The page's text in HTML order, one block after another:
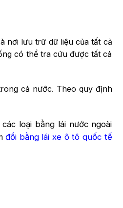
nơi lưu trữ dữ liệu của tất cả
có thể tra cứu được tất cả
cả nước. Theo quy định
loại bằng lái nước ngoài
đổi bằng lái xe ô tô quốc tế